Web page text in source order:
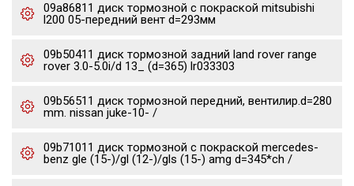
09a86811 диск тормозной с покраской mitsubishi
l200 05-передний вент d=293мм
09b50411 диск тормозной задний land rover range
rover 3.0-5.0i/d 13_ (d=365) lr033303
09b56511 диск тормозной передний, вентилир.d=280
mm. nissan juke-10- /
09b71011 диск тормозной с покраской mercedes-
benz gle (15-)/gl (12-)/gls (15-) amg d=345*ch /